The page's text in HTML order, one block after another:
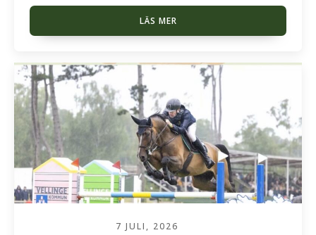
LÄS MER
7 JULI, 2026